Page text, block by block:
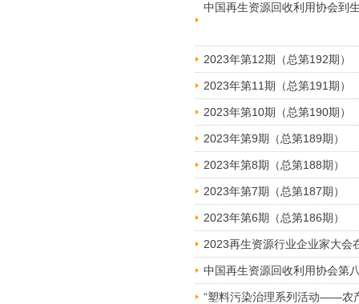
中国再生资源回收利用协会到
2023年第12期（总第192期）
2023年第11期（总第191期）
2023年第10期（总第190期）
2023年第9期（总第189期）
2023年第8期（总第188期）
2023年第7期（总第187期）
2023年第6期（总第186期）
2023再生资源行业企业家大会
中国再生资源回收利用协会第
“塑料污染治理系列活动——农